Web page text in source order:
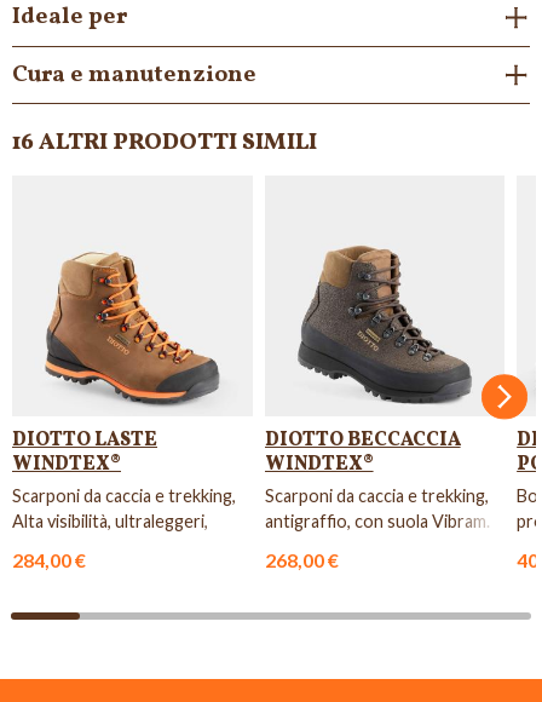
Ideale per
Cura e manutenzione
16 ALTRI PRODOTTI SIMILI
DIOTTO LASTE
WINDTEX®
Scarponi da caccia e trekking,
Alta visibilità, ultraleggeri,
284,00 €
DIOTTO BECCACCIA
WINDTEX®
Scarponi da caccia e trekking,
antigraffio, con suola Vibram.
268,00 €